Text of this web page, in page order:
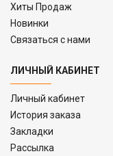
Хиты Продаж
Новинки
Связаться с нами
ЛИЧНЫЙ КАБИНЕТ
Личный кабинет
История заказа
Закладки
Рассылка